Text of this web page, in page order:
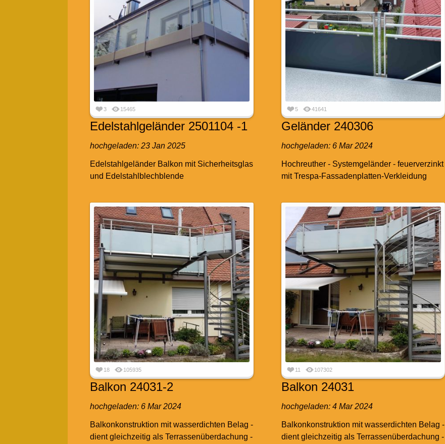
3 15465
Edelstahlgeländer 2501104 -1
hochgeladen: 23 Jan 2025
Edelstahlgeländer Balkon mit Sicherheitsglas
und Edelstahlblechblende
5 41641
Geländer 240306
hochgeladen: 6 Mar 2024
Hochreuther - Systemgeländer - feuerverzinkt
mit Trespa-Fassadenplatten-Verkleidung
18 105935
Balkon 24031-2
hochgeladen: 6 Mar 2024
Balkonkonstruktion mit wasserdichten Belag -
dient gleichzeitig als Terrassenüberdachung -
11 107302
Balkon 24031
hochgeladen: 4 Mar 2024
Balkonkonstruktion mit wasserdichten Belag -
dient gleichzeitig als Terrassenüberdachung -